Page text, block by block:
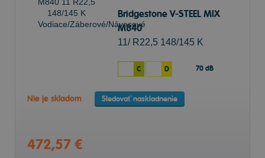
Bridgestone V-STEEL MIX
M840
11/ R22,5 148/145 K
C D 70 dB
Nie je skladom Sledovať naskladnenie
472,57 €